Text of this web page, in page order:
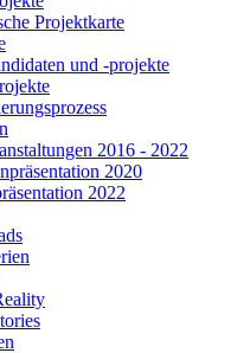
Projektkarte
und -projekte
2016 - 2022
2020
2022